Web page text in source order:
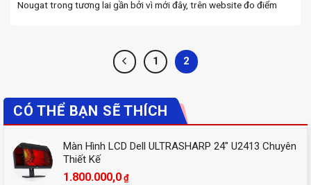
Nougat trong tương lai gần bởi vì mới đây, trên website đo điểm
1 2
CÓ THỂ BẠN SẼ THÍCH
Màn Hình LCD Dell ULTRASHARP 24" U2413 Chuyên
Thiết Kế
1.800.000,0 ₫